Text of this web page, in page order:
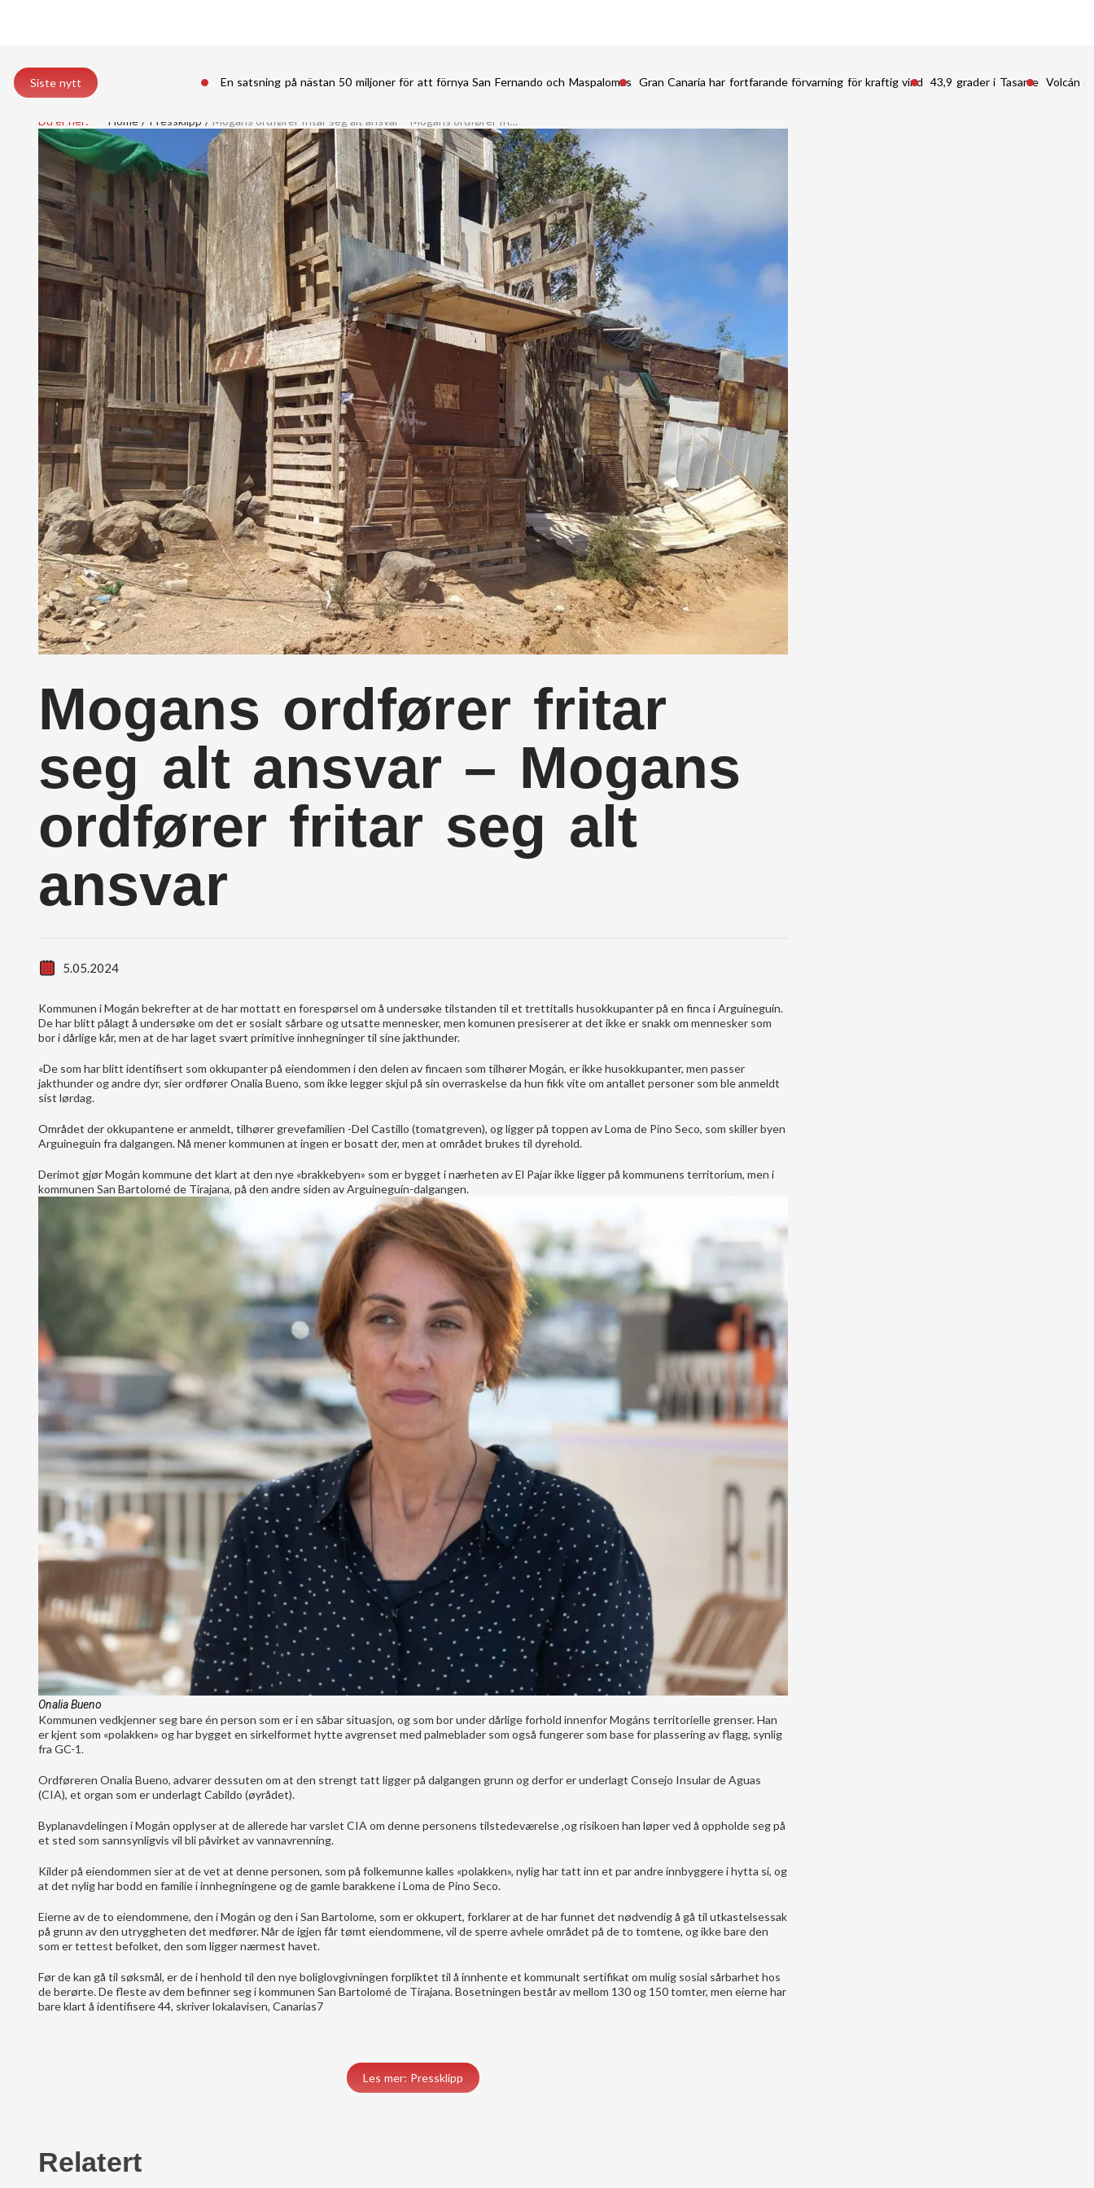
Siste nytt En satsning på nästan 50 miljoner för att förnya San Fernando och Maspalomas Gran Canaria har fortfarande förvarning för kraftig vind 43,9 grader i Tasarte Volcán
Du er her: Home Pressklipp Mogans ordfører fritar seg alt ansvar – Mogans ordfører fritar seg alt ansvar
Mogans ordfører fritar
seg alt ansvar – Mogans
ordfører fritar seg alt
ansvar
5.05.2024
Kommunen i Mogán bekrefter at de har mottatt en forespørsel om å undersøke tilstanden til et trettitalls husokkupanter på en finca i Arguineguín.
De har blitt pålagt å undersøke om det er sosialt sårbare og utsatte mennesker, men komunen presiserer at det ikke er snakk om mennesker som
bor i dårlige kår, men at de har laget svært primitive innhegninger til sine jakthunder.
«De som har blitt identifisert som okkupanter på eiendommen i den delen av fincaen som tilhører Mogán, er ikke husokkupanter, men passer
jakthunder og andre dyr, sier ordfører Onalia Bueno, som ikke legger skjul på sin overraskelse da hun fikk vite om antallet personer som ble anmeldt
sist lørdag.
Området der okkupantene er anmeldt, tilhører grevefamilien -Del Castillo (tomatgreven), og ligger på toppen av Loma de Pino Seco, som skiller byen
Arguineguin fra dalgangen. Nå mener kommunen at ingen er bosatt der, men at området brukes til dyrehold.
Derimot gjør Mogán kommune det klart at den nye «brakkebyen» som er bygget i nærheten av El Pajar ikke ligger på kommunens territorium, men i
kommunen San Bartolomé de Tirajana, på den andre siden av Arguineguín-dalgangen.
Onalia Bueno
Kommunen vedkjenner seg bare én person som er i en såbar situasjon, og som bor under dårlige forhold innenfor Mogáns territorielle grenser. Han
er kjent som «polakken» og har bygget en sirkelformet hytte avgrenset med palmeblader som også fungerer som base for plassering av flagg, synlig
fra GC-1.
Ordføreren Onalia Bueno, advarer dessuten om at den strengt tatt ligger på dalgangen grunn og derfor er underlagt Consejo Insular de Aguas
(CIA), et organ som er underlagt Cabildo (øyrådet).
Byplanavdelingen i Mogán opplyser at de allerede har varslet CIA om denne personens tilstedeværelse ,og risikoen han løper ved å oppholde seg på
et sted som sannsynligvis vil bli påvirket av vannavrenning.
Kilder på eiendommen sier at de vet at denne personen, som på folkemunne kalles «polakken», nylig har tatt inn et par andre innbyggere i hytta si, og
at det nylig har bodd en familie i innhegningene og de gamle barakkene i Loma de Pino Seco.
Eierne av de to eiendommene, den i Mogán og den i San Bartolome, som er okkupert, forklarer at de har funnet det nødvendig å gå til utkastelsessak
på grunn av den utryggheten det medfører. Når de igjen får tømt eiendommene, vil de sperre avhele området på de to tomtene, og ikke bare den
som er tettest befolket, den som ligger nærmest havet.
Før de kan gå til søksmål, er de i henhold til den nye boliglovgivningen forpliktet til å innhente et kommunalt sertifikat om mulig sosial sårbarhet hos
de berørte. De fleste av dem befinner seg i kommunen San Bartolomé de Tirajana. Bosetningen består av mellom 130 og 150 tomter, men eierne har
bare klart å identifisere 44, skriver lokalavisen, Canarias7
Les mer: Pressklipp
Relatert